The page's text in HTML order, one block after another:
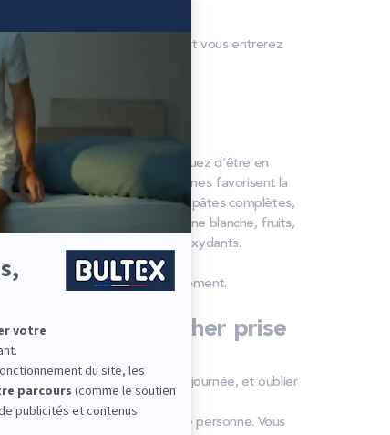
le besoin de récupérer et vous entrerez
dîner est trop léger, vous risquez d’être en
non protéinés (les protéines favorisent la
des sucres lents (riz complet, pâtes complètes,
(produits à base de farine blanche, fruits,
qui, en plus, contient des antioxydants.
pour s’endormir plus facilement.
et apprenez à lâcher prise
en place, pour cloisonner la journée, et oublier
les partageant avec une autre personne. Vous